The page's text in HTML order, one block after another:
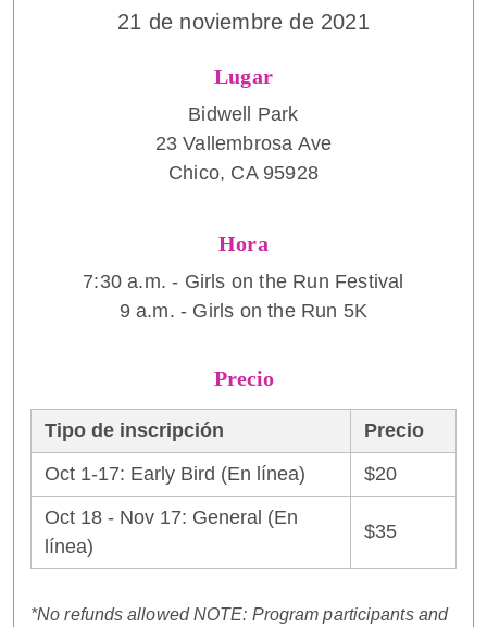
21 de noviembre de 2021
Lugar
Bidwell Park
23 Vallembrosa Ave
Chico, CA 95928
Hora
7:30 a.m. - Girls on the Run Festival
9 a.m. - Girls on the Run 5K
Precio
Tipo de inscripción
Precio
Oct 1-17: Early Bird (En línea)
$20
Oct 18 - Nov 17: General (En
línea)
$35
*No refunds allowed NOTE: Program participants and